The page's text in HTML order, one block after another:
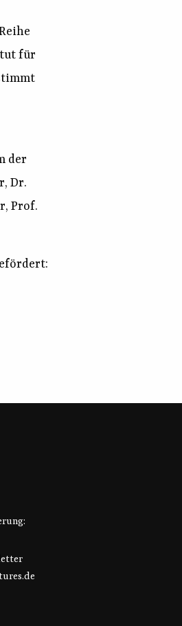
für
der
Dr.
Prof.